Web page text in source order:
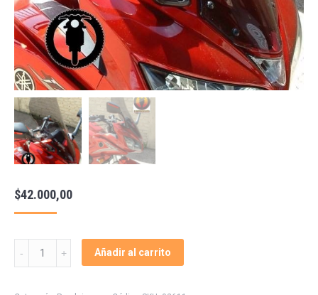
$42.000,00
Parabrisa
Añadir al carrito